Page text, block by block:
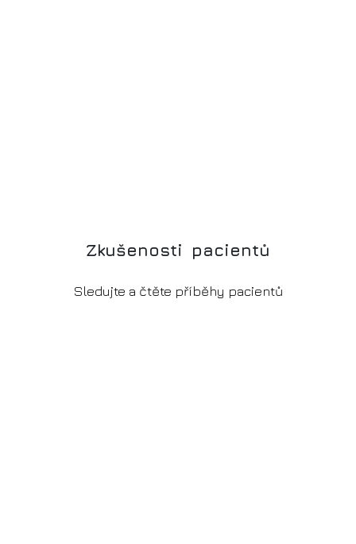
Zkušenosti pacientů
Sledujte a čtěte příběhy pacientů